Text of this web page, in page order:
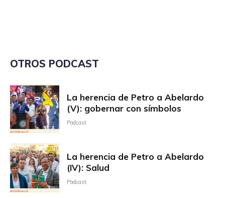
OTROS PODCAST
La herencia de Petro a Abelardo
(V): gobernar con símbolos
Podcast
La herencia de Petro a Abelardo
(IV): Salud
Podcast